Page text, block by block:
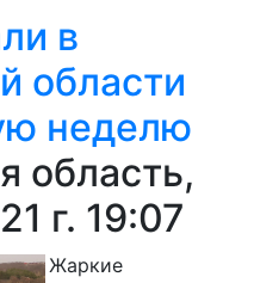
в
области
неделю
область,
г. 19:07
Жаркие